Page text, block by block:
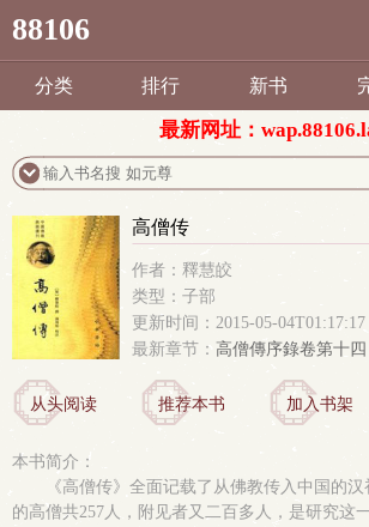
88106
分类 排行 新书
最新网址：
高僧传
作者：釋慧皎
类型：子部
更新时间：2015-05-04T01:17:17
最新章节： 高僧傳序錄卷第十四
从头阅读 推荐本书 加入书架
本书简介：
《高僧传》全面记载了从佛教传入中国的
的高僧共257人，附见者又二百多人，是研究这